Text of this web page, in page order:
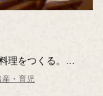
理をつくる。
伝わって「がんば
産・育児